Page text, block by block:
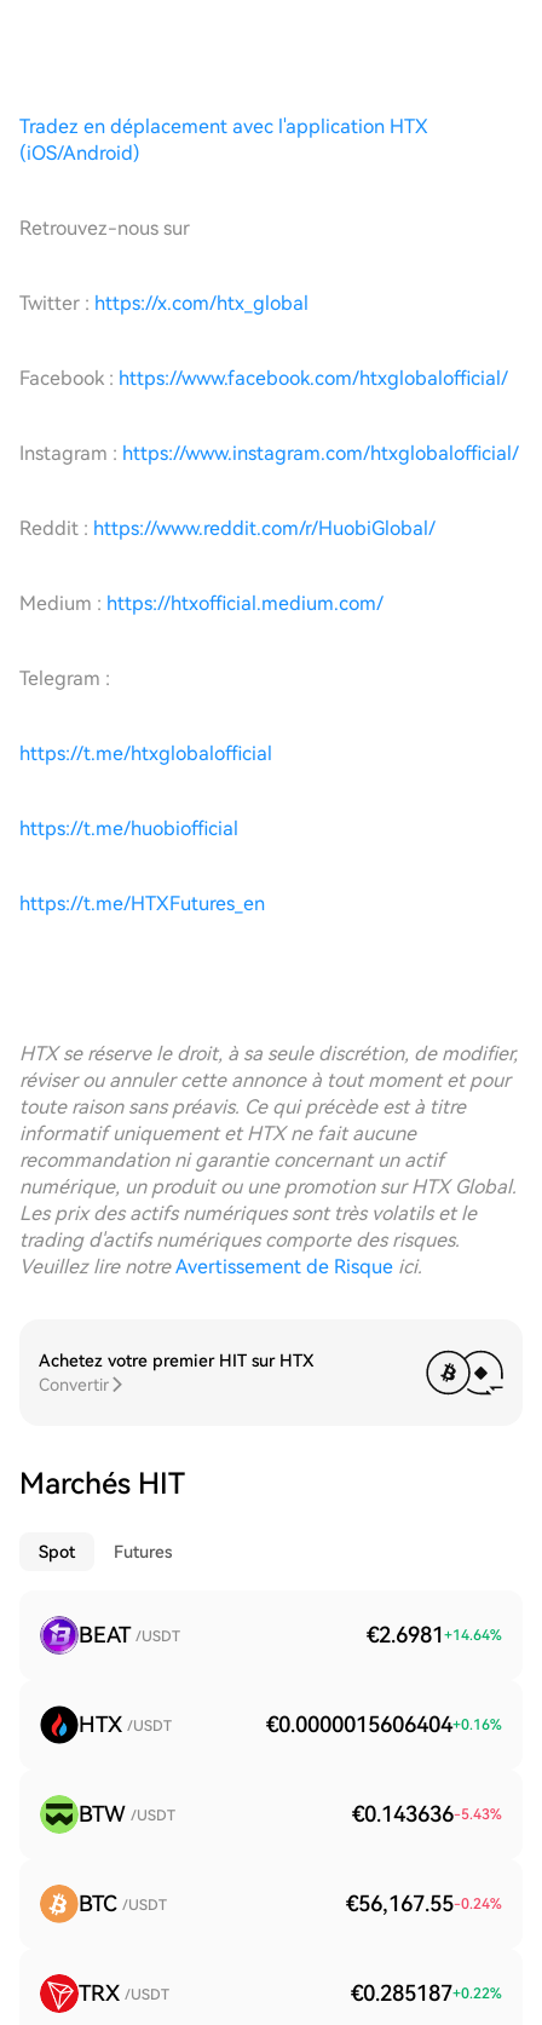
Tradez en déplacement avec l'application HTX
(iOS/Android)
Retrouvez-nous sur
Twitter : https://x.com/htx_global
Facebook : https://www.facebook.com/htxglobalofficial/
Instagram : https://www.instagram.com/htxglobalofficial/
Reddit : https://www.reddit.com/r/HuobiGlobal/
Medium : https://htxofficial.medium.com/
Telegram :
https://t.me/htxglobalofficial
https://t.me/huobiofficial
https://t.me/HTXFutures_en
HTX se réserve le droit, à sa seule discrétion, de modifier,
réviser ou annuler cette annonce à tout moment et pour
toute raison sans préavis. Ce qui précède est à titre
informatif uniquement et HTX ne fait aucune
recommandation ni garantie concernant un actif
numérique, un produit ou une promotion sur HTX Global.
Les prix des actifs numériques sont très volatils et le
trading d'actifs numériques comporte des risques.
Veuillez lire notreAvertissement de Risque ici.
Achetez votre premier HIT sur HTX
Convertir
Marchés HIT
Spot Futures
BEAT /USDT €2.6981 +14.64%
HTX /USDT €0.0000015606404+0.16%
BTW /USDT €0.143636-5.43%
BTC /USDT €56,167.55-0.24%
TRX /USDT €0.285187+0.22%